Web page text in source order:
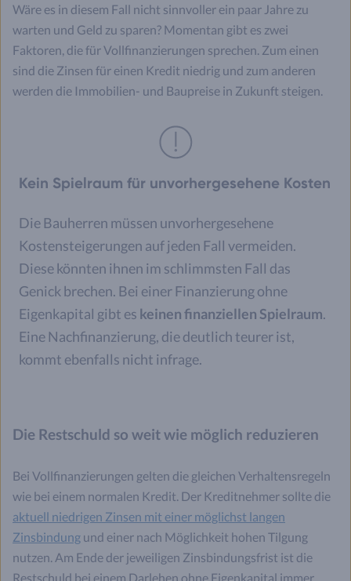
Wäre es in diesem Fall nicht sinnvoller ein paar Jahre zu
warten und Geld zu sparen? Momentan gibt es zwei
Faktoren, die für Vollfinanzierungen sprechen. Zum einen
sind die Zinsen für einen Kredit niedrig und zum anderen
werden die Immobilien- und Baupreise in Zukunft steigen.
Kein Spielraum für unvorhergesehene Kosten
Die Bauherren müssen unvorhergesehene
Kostensteigerungen auf jeden Fall vermeiden.
Diese könnten ihnen im schlimmsten Fall das
Genick brechen. Bei einer Finanzierung ohne
Eigenkapital gibt es keinen finanziellen Spielraum.
Eine Nachfinanzierung, die deutlich teurer ist,
kommt ebenfalls nicht infrage.
Die Restschuld so weit wie möglich reduzieren
Bei Vollfinanzierungen gelten die gleichen Verhaltensregeln
wie bei einem normalen Kredit. Der Kreditnehmer sollte die
aktuell niedrigen Zinsen mit einer möglichst langen
Zinsbindung und einer nach Möglichkeit hohen Tilgung
nutzen. Am Ende der jeweiligen Zinsbindungsfrist ist die
Restschuld bei einem Darlehen ohne Eigenkapital immer